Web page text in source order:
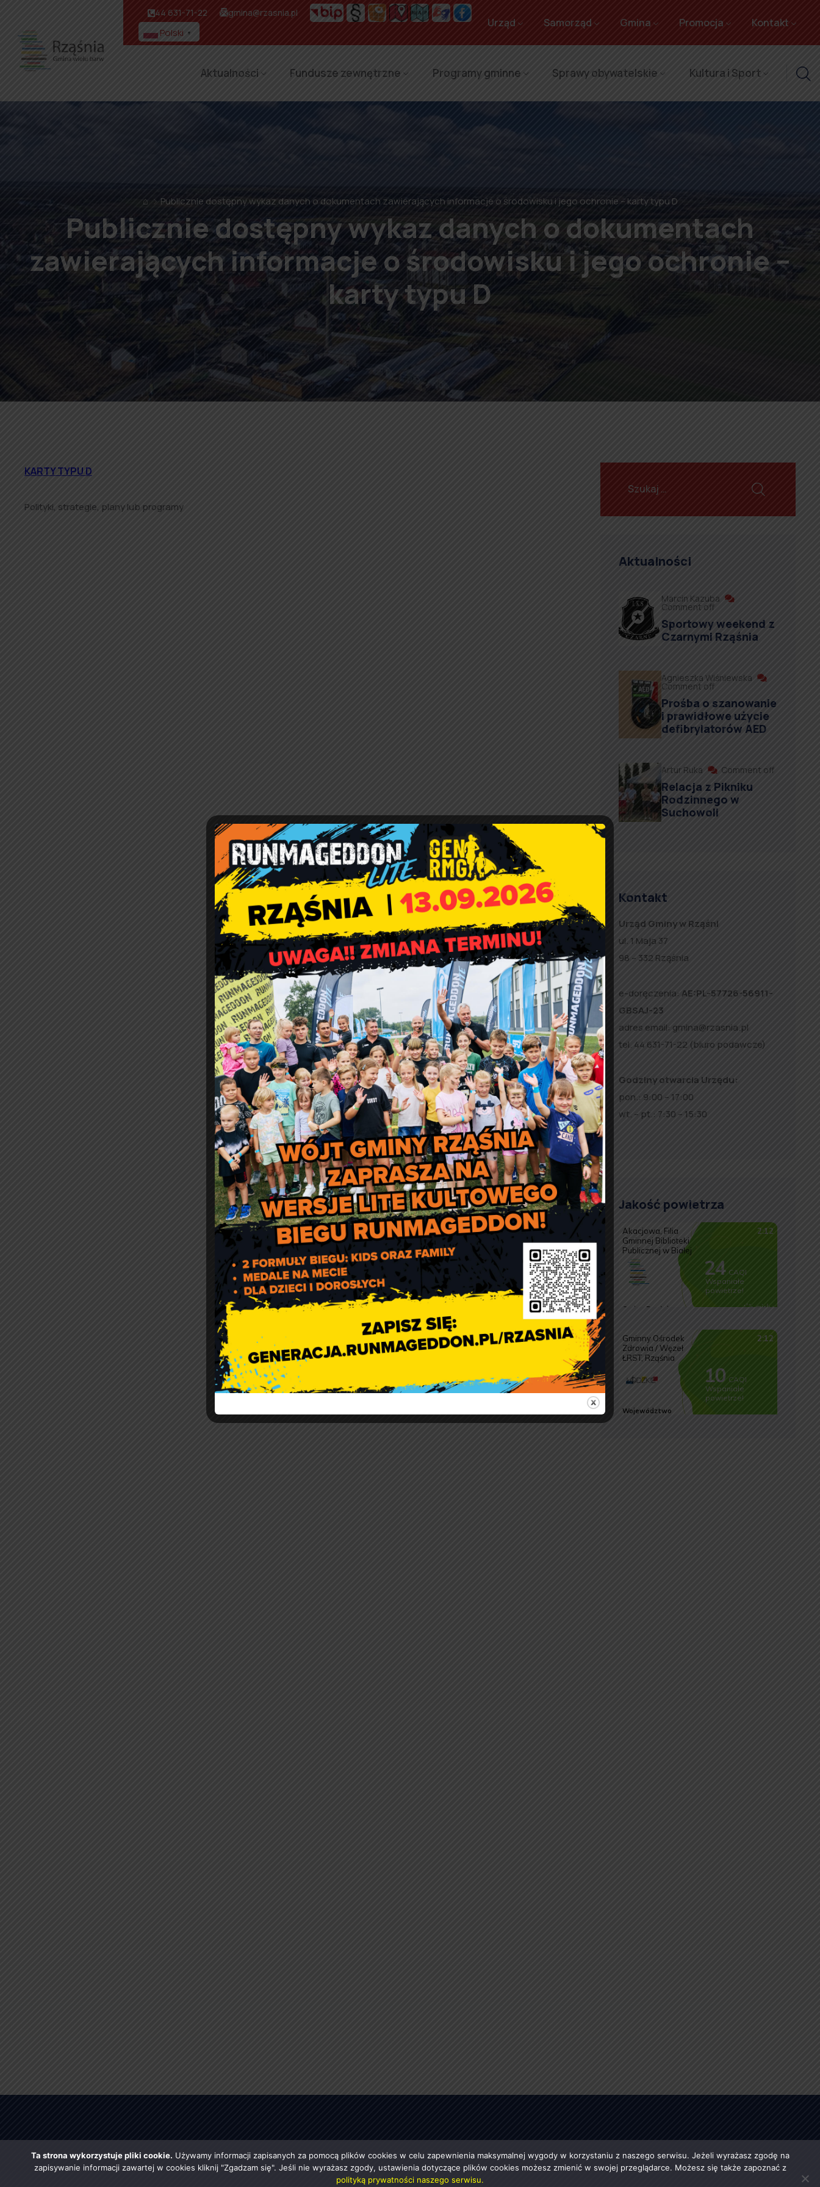
44 631-71-22 gmina@rzasnia.pl
Polski ▼
Urząd Samorząd Gmina Promocja Kontakt
Aktualności Fundusze zewnętrzne Programy gminne Sprawy obywatelskie Kultura i Sport
⌂ Publicznie dostępny wykaz danych o dokumentach zawierających informacje o środowisku i jego ochronie – karty typu D
Publicznie dostępny wykaz danych o dokumentach
zawierających informacje o środowisku i jego ochronie –
karty typu D
KARTY TYPU D
Polityki, strategie, plany lub programy
Aktualności
Marcin Kazuba
Comment off
Sportowy weekend z
Czarnymi Rząśnia
Agnieszka Wiśniewska
Comment off
Prośba o szanowanie
i prawidłowe użycie
defibrylatorów AED
Artur Ruka Comment off
Relacja z Pikniku
Rodzinnego w
Suchowoli
Kontakt
Urząd Gminy w Rząśni
ul. 1 Maja 37
98 – 332 Rząśnia
e-doręczenia: AE:PL-57726-56911-
GBSAJ-23
adres email: gmina@rzasnia.pl
tel. 44 631-71-22 (biuro podawcze)
Godziny otwarcia Urzędu:
pon.: 9:00 – 17:00
wt. – pt.: 7:30 – 15:30
Jakość powietrza
Ta strona wykorzystuje pliki cookie. Używamy informacji zapisanych za pomocą plików cookies w celu zapewnienia maksymalnej wygody w korzystaniu z naszego serwisu. Jeżeli wyrażasz zgodę na
zapisywanie informacji zawartej w cookies kliknij "Zgadzam się". Jeśli nie wyrażasz zgody, ustawienia dotyczące plików cookies możesz zmienić w swojej przeglądarce. Możesz się także zapoznać z
polityką prywatności naszego serwisu.